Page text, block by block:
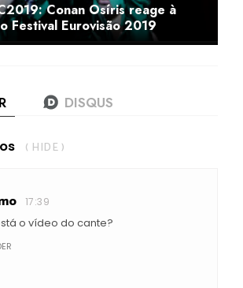
Conan Osíris reage à
Festival Eurovisão 2019
( HIDE )
17:39
o vídeo do cante?